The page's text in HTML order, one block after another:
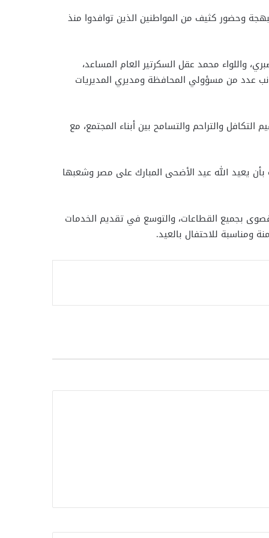
وحضور كثيف من المواطنين الذين توافدوا منذ
واللواء محمد عقل السكرتير العام المساعد،
عدد من مسؤولي المحافظة ومديري المديريات
والتراحم والتسامح بين أبناء المجتمع، مع
يعيد الله عيد الأضحى المبارك على مصر وشعبها
بجميع القطاعات، والتوسع في تقديم الخدمات
ومناسبة للاحتفال بالعيد.